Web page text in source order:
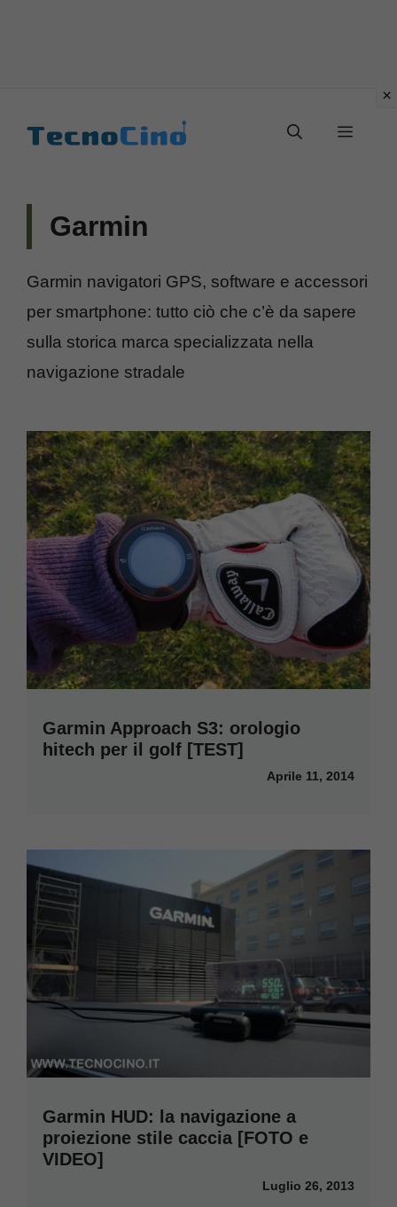
Menu
Garmin
Garmin navigatori GPS, software e accessori
per smartphone: tutto ciò che c’è da sapere
sulla storica marca specializzata nella
navigazione stradale
Garmin Approach S3: orologio
hitech per il golf [TEST]
Aprile 11, 2014
Garmin HUD: la navigazione a
proiezione stile caccia [FOTO e
VIDEO]
Luglio 26, 2013